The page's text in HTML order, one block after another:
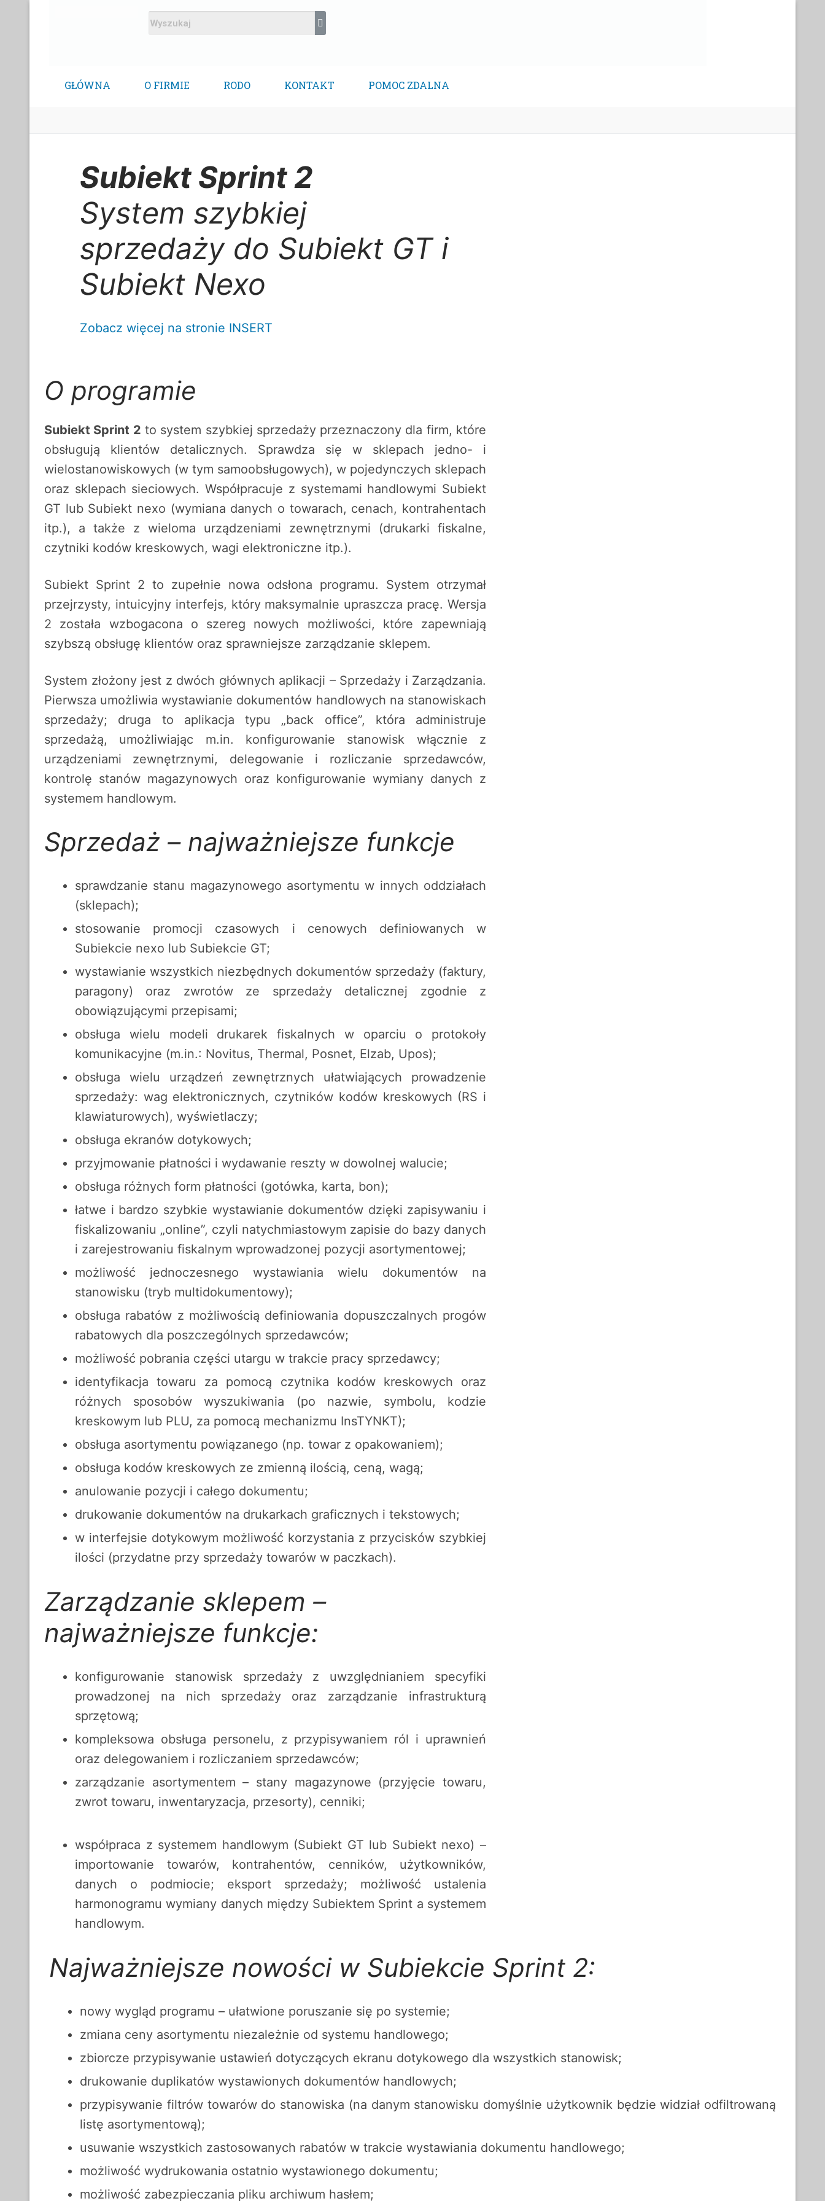
GŁÓWNA O FIRMIE RODO KONTAKT POMOC ZDALNA
Subiekt Sprint 2
System szybkiej
sprzedaży do Subiekt GT i
Subiekt Nexo
Zobacz więcej na stronie INSERT
O programie
Subiekt Sprint 2 to system szybkiej sprzedaży przeznaczony dla firm, które
obsługują klientów detalicznych. Sprawdza się w sklepach jedno- i
wielostanowiskowych (w tym samoobsługowych), w pojedynczych sklepach
oraz sklepach sieciowych. Współpracuje z systemami handlowymi Subiekt
GT lub Subiekt nexo (wymiana danych o towarach, cenach, kontrahentach
itp.), a także z wieloma urządzeniami zewnętrznymi (drukarki fiskalne,
czytniki kodów kreskowych, wagi elektroniczne itp.).
Subiekt Sprint 2 to zupełnie nowa odsłona programu. System otrzymał
przejrzysty, intuicyjny interfejs, który maksymalnie upraszcza pracę. Wersja
2 została wzbogacona o szereg nowych możliwości, które zapewniają
szybszą obsługę klientów oraz sprawniejsze zarządzanie sklepem.
System złożony jest z dwóch głównych aplikacji – Sprzedaży i Zarządzania.
Pierwsza umożliwia wystawianie dokumentów handlowych na stanowiskach
sprzedaży; druga to aplikacja typu „back office”, która administruje
sprzedażą, umożliwiając m.in. konfigurowanie stanowisk włącznie z
urządzeniami zewnętrznymi, delegowanie i rozliczanie sprzedawców,
kontrolę stanów magazynowych oraz konfigurowanie wymiany danych z
systemem handlowym.
Sprzedaż – najważniejsze funkcje
sprawdzanie stanu magazynowego asortymentu w innych oddziałach
(sklepach);
stosowanie promocji czasowych i cenowych definiowanych w
Subiekcie nexo lub Subiekcie GT;
wystawianie wszystkich niezbędnych dokumentów sprzedaży (faktury,
paragony) oraz zwrotów ze sprzedaży detalicznej zgodnie z
obowiązującymi przepisami;
obsługa wielu modeli drukarek fiskalnych w oparciu o protokoły
komunikacyjne (m.in.: Novitus, Thermal, Posnet, Elzab, Upos);
obsługa wielu urządzeń zewnętrznych ułatwiających prowadzenie
sprzedaży: wag elektronicznych, czytników kodów kreskowych (RS i
klawiaturowych), wyświetlaczy;
obsługa ekranów dotykowych;
przyjmowanie płatności i wydawanie reszty w dowolnej walucie;
obsługa różnych form płatności (gotówka, karta, bon);
łatwe i bardzo szybkie wystawianie dokumentów dzięki zapisywaniu i
fiskalizowaniu „online”, czyli natychmiastowym zapisie do bazy danych
i zarejestrowaniu fiskalnym wprowadzonej pozycji asortymentowej;
możliwość jednoczesnego wystawiania wielu dokumentów na
stanowisku (tryb multidokumentowy);
obsługa rabatów z możliwością definiowania dopuszczalnych progów
rabatowych dla poszczególnych sprzedawców;
możliwość pobrania części utargu w trakcie pracy sprzedawcy;
identyfikacja towaru za pomocą czytnika kodów kreskowych oraz
różnych sposobów wyszukiwania (po nazwie, symbolu, kodzie
kreskowym lub PLU, za pomocą mechanizmu InsTYNKT);
obsługa asortymentu powiązanego (np. towar z opakowaniem);
obsługa kodów kreskowych ze zmienną ilością, ceną, wagą;
anulowanie pozycji i całego dokumentu;
drukowanie dokumentów na drukarkach graficznych i tekstowych;
w interfejsie dotykowym możliwość korzystania z przycisków szybkiej
ilości (przydatne przy sprzedaży towarów w paczkach).
Zarządzanie sklepem –
najważniejsze funkcje:
konfigurowanie stanowisk sprzedaży z uwzględnianiem specyfiki
prowadzonej na nich sprzedaży oraz zarządzanie infrastrukturą
sprzętową;
kompleksowa obsługa personelu, z przypisywaniem ról i uprawnień
oraz delegowaniem i rozliczaniem sprzedawców;
zarządzanie asortymentem – stany magazynowe (przyjęcie towaru,
zwrot towaru, inwentaryzacja, przesorty), cenniki;
współpraca z systemem handlowym (Subiekt GT lub Subiekt nexo) –
importowanie towarów, kontrahentów, cenników, użytkowników,
danych o podmiocie; eksport sprzedaży; możliwość ustalenia
harmonogramu wymiany danych między Subiektem Sprint a systemem
handlowym.
Najważniejsze nowości w Subiekcie Sprint 2:
nowy wygląd programu – ułatwione poruszanie się po systemie;
zmiana ceny asortymentu niezależnie od systemu handlowego;
zbiorcze przypisywanie ustawień dotyczących ekranu dotykowego dla wszystkich stanowisk;
drukowanie duplikatów wystawionych dokumentów handlowych;
przypisywanie filtrów towarów do stanowiska (na danym stanowisku domyślnie użytkownik będzie widział odfiltrowaną
listę asortymentową);
usuwanie wszystkich zastosowanych rabatów w trakcie wystawiania dokumentu handlowego;
możliwość wydrukowania ostatnio wystawionego dokumentu;
możliwość zabezpieczania pliku archiwum hasłem;